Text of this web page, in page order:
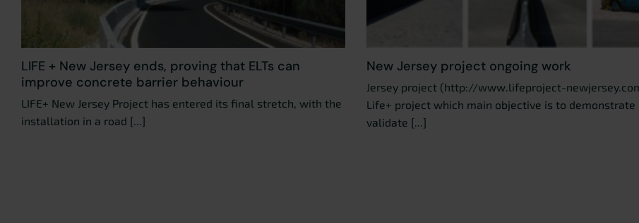
LIFE + New Jersey ends, proving that ELTs can
improve concrete barrier behaviour
LIFE+ New Jersey Project has entered its final stretch, with the
installation in a road [...]
New Jersey project ongoing work
Jersey project (http://www.lifeproject-
Life+ project which main objective is to demonstrate
validate [...]